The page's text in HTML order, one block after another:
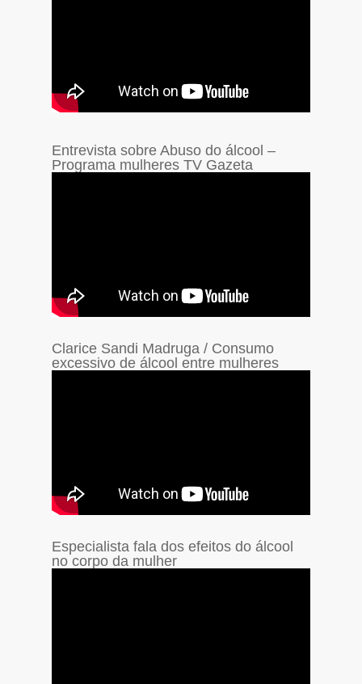
Entrevista sobre Abuso do álcool –
Programa mulheres TV Gazeta
Clarice Sandi Madruga / Consumo
excessivo de álcool entre mulheres
Especialista fala dos efeitos do álcool
no corpo da mulher